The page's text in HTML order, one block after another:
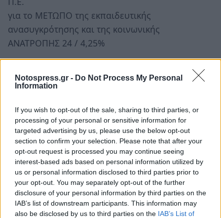
Notospress.gr - Do Not Process My Personal
Information
If you wish to opt-out of the sale, sharing to third parties, or
processing of your personal or sensitive information for
targeted advertising by us, please use the below opt-out
section to confirm your selection. Please note that after your
opt-out request is processed you may continue seeing
interest-based ads based on personal information utilized by
us or personal information disclosed to third parties prior to
your opt-out. You may separately opt-out of the further
disclosure of your personal information by third parties on the
IAB’s list of downstream participants. This information may
also be disclosed by us to third parties on the IAB’s List of
για το ΜΕΤΩΠΟ της εκπαιδευτικής
ανασυγκρότησης και της κοινωνικής
ΑΝΑΤΡΟΠΗΣ 24 / 4,25%
ΕΚΠΑΙΔΕΥΤΙΚΩΝ ΠΡΩΤΟΒΑΘΜΙΑΣ ΕΚΠΑΙΔΕΥΣΗΣ
ΔΙΑΦΑΝΕΙΑ ΣΤΗΝ ΕΚΠΑΙΔΕΥΣΗ –
HTTP://DIAFANEIA.NET 5 / 0,88%
ΕΘΝΙΚΙΣΤΙΚΟ ΜΕΤΩΠΟ ΕΚΠΑΙΔΕΥΤΙΚΩΝ 3 / 0,53%
ΠΡΟΟΔΕΥΤΙΚΑ ΡΕΥΜΑΤΑ ΕΚΠΑΙΔΕΥΤΙΚΩΝ
Ανεξάρτητη Δημοκρατική Παράταξη 3 / 0,53%
ΣΥΝΕΧΙΣΤΕΣ ΤΟΥ ΚΑΠΟΔΙΣΤΡΙΑ / Π.Ε. 3 / 0,53%